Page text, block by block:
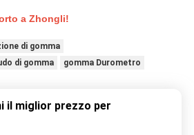
a Zhongli!
di gomma
di gomma
gomma Durometro
il miglior prezzo per